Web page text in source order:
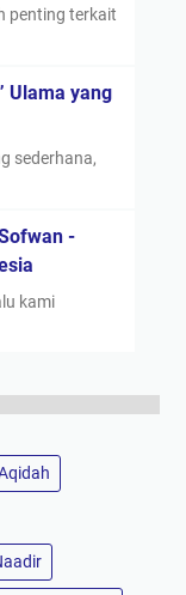
penting terkait
Ulama yang
sederhana,
-
kami